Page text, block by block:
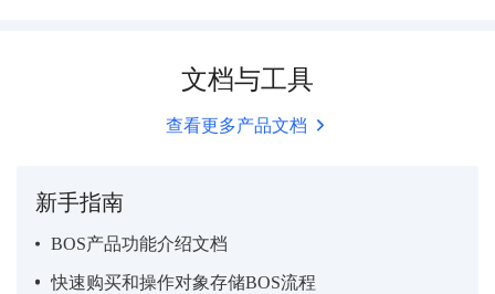
文档与工具
查看更多产品文档
新手指南
BOS产品功能介绍文档
快速购买和操作对象存储BOS流程